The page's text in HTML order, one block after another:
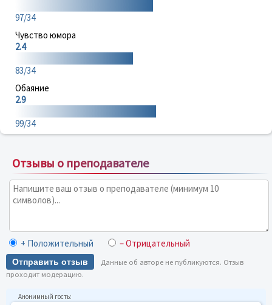
97/34
Чувство юмора
2.4
83/34
Обаяние
2.9
99/34
Отзывы о преподавателе
+ Положительный – Отрицательный
Отправить отзыв
Данные об авторе не публикуются. Отзыв
проходит модерацию.